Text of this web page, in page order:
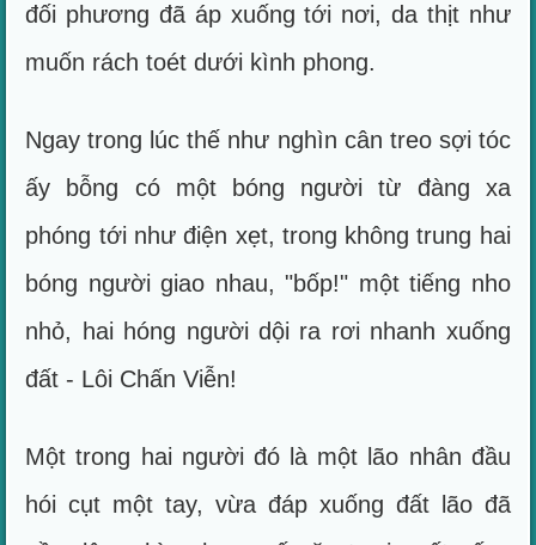
đối phương đã áp xuống tới nơi, da thịt như
muốn rách toét dưới kình phong.
Ngay trong lúc thế như nghìn cân treo sợi tóc
ấy bỗng có một bóng người từ đàng xa
phóng tới như điện xẹt, trong không trung hai
bóng người giao nhau, "bốp!" một tiếng nho
nhỏ, hai hóng người dội ra rơi nhanh xuống
đất - Lôi Chấn Viễn!
Một trong hai người đó là một lão nhân đầu
hói cụt một tay, vừa đáp xuống đất lão đã